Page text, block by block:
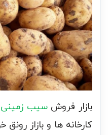
بازار فروشسیب زمینی
کارخانه ها و بازاز رونق